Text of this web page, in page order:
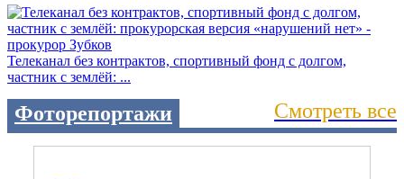
Телеканал без контрактов, спортивный фонд с долгом,
частник с землёй: ...
Фоторепортажи Смотреть все